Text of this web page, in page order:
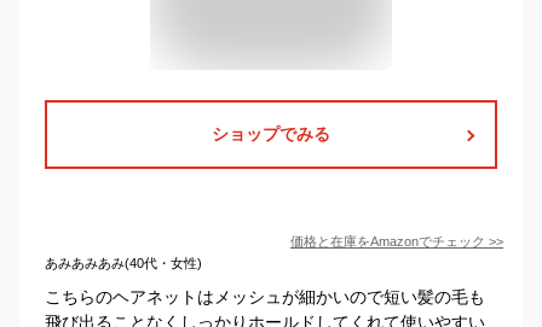
ショップでみる
価格と在庫をAmazonでチェック >>
あみあみあみ(40代・女性)
こちらのヘアネットはメッシュが細かいので短い髪の毛も
飛び出ることなくしっかりホールドしてくれて使いやすい